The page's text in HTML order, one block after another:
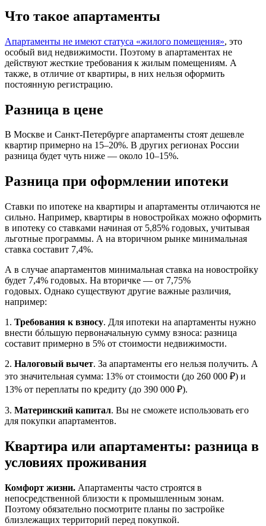
Что такое апартаменты
Апартаменты не имеют статуса «жилого помещения», это
особый вид недвижимости. Поэтому в апартаментах не
действуют жесткие требования к жилым помещениям. А
также, в отличие от квартиры, в них нельзя оформить
постоянную регистрацию.
Разница в цене
В Москве и Санкт-Петербурге апартаменты стоят дешевле
квартир примерно на 15–20%. В других регионах России
разница будет чуть ниже — около 10–15%.
Разница при оформлении ипотеки
Ставки по ипотеке на квартиры и апартаменты отличаются не
сильно. Например, квартиры в новостройках можно оформить
в ипотеку со ставками начиная от 5,85% годовых, учитывая
льготные программы. А на вторичном рынке минимальная
ставка составит 7,4%.
А в случае апартаментов минимальная ставка на новостройку
будет 7,4% годовых. На вторичке — от 7,75%
годовых. Однако существуют другие важные различия,
например:
1. Требования к взносу. Для ипотеки на апартаменты нужно
внести бóльшую первоначальную сумму взноса: разница
составит примерно в 5% от стоимости недвижимости.
2. Налоговый вычет. За апартаменты его нельзя получить. А
это значительная сумма: 13% от стоимости (до 260 000 ₽) и
13% от переплаты по кредиту (до 390 000 ₽).
3. Материнский капитал. Вы не сможете использовать его
для покупки апартаментов.
Квартира или апартаменты: разница в
условиях проживания
Комфорт жизни. Апартаменты часто строятся в
непосредственной близости к промышленным зонам.
Поэтому обязательно посмотрите планы по застройке
близлежащих территорий перед покупкой.